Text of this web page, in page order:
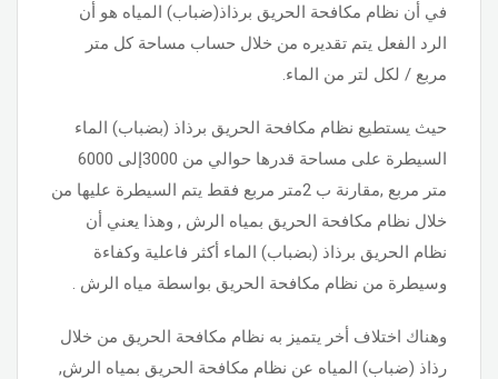
في أن نظام مكافحة الحريق برذاذ(ضباب) المياه هو أن
الرد الفعل يتم تقديره من خلال حساب مساحة كل متر
مربع / لكل لتر من الماء.
حيث يستطيع نظام مكافحة الحريق برذاذ (بضباب) الماء
السيطرة على مساحة قدرها حوالي من 3000إلى 6000
متر مربع ,مقارنة ب 2متر مربع فقط يتم السيطرة عليها من
خلال نظام مكافحة الحريق بمياه الرش , وهذا يعني أن
نظام الحريق برذاذ (بضباب) الماء أكثر فاعلية وكفاءة
وسيطرة من نظام مكافحة الحريق بواسطة مياه الرش .
وهناك اختلاف أخر يتميز به نظام مكافحة الحريق من خلال
رذاذ (ضباب) المياه عن نظام مكافحة الحريق بمياه الرش,